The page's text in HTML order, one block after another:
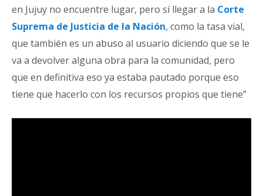
en Jujuy no encuentre lugar, pero sí llegar a la Corte
Suprema de Justicia de la Nación, como la tasa vial,
que también es un abuso al usuario diciendo que se le
va a devolver alguna obra para la comunidad, pero
que en definitiva eso ya estaba pautado porque eso
tiene que hacerlo con los recursos propios que tiene”